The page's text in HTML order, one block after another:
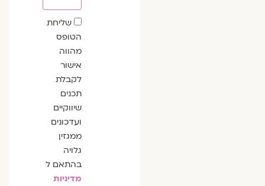
שדה
הסכמה
שליחת
הטופס
מהווה
אישור
לקבלת
תכנים
שיווקיים
ועדכונים
ממגזין
גלויה
בהתאם ל
מדיניות